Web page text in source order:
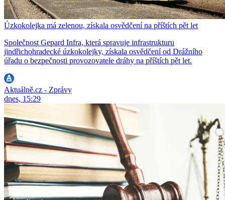
Úzkokolejka má zelenou, získala osvědčení na příštích pět let
Společnost Gepard Infra, která spravuje infrastrukturu
jindřichohradecké úzkokolejky, získala osvědčení od Drážního
úřadu o bezpečnosti provozovatele dráhy na příštích pět let.
Aktuálně.cz - Zprávy
dnes, 15:29